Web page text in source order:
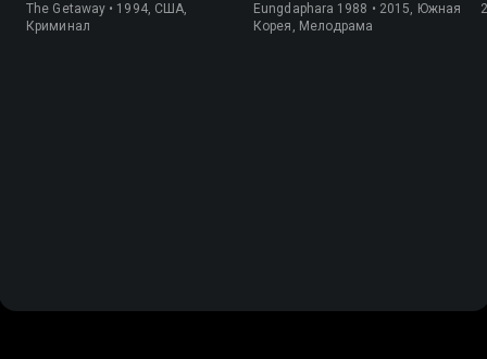
The Getaway • 1994, США,
Криминал
Eungdaphara 1988 • 2015, Южная
Корея, Мелодрама